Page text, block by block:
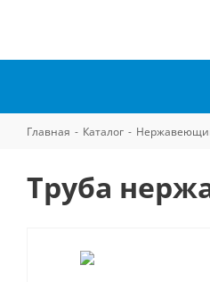
Главная - Каталог -
Труба